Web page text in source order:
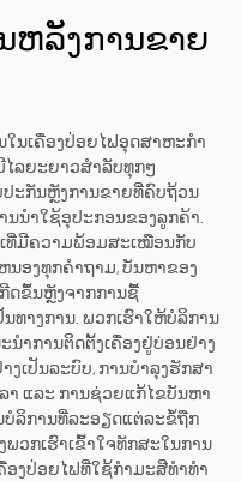
ລັງການຂາຍ
ໃນເຄື່ອງປ່ອຍໄຟອຸດສາຫະກຳ
ໄລຍະຍາວສຳລັບທຸກໆ
ປະກັນຫຼັງການຂາຍທີ່ຄົບຖ້ວນ
ນນຳໃຊ້ອຸປະກອນຂອງລູກຄ້າ.
ທີ່ມີຄວາມພ້ອມສະເໝືອນກັບ
ນອງທຸກຄຳຖາມ, ບັນຫາຂອງ
ດຂຶ້ນຫຼັງຈາກການຊື້
ທາງການ. ພວກເຮົາໃຫ້ບໍລິການ
ນຳການຕິດຕັ້ງເຄື່ອງຢູ່ບ່ອນຢ່າງ
ງເປັນລະບົບ, ການບຳລຸງຮັກສາ
າ ແລະ ການຊ່ວຍແກ້ໄຂບັນຫາ
ບໍລິການທີ່ລະອຽດແຕ່ລະຂໍ້ຖືກ
ວກເຮົາເຂົ້າໃຈທັກສະໃນການ
ອງປ່ອຍໄຟທີ່ໃຊ້ກຳມະສີທຳທຳ